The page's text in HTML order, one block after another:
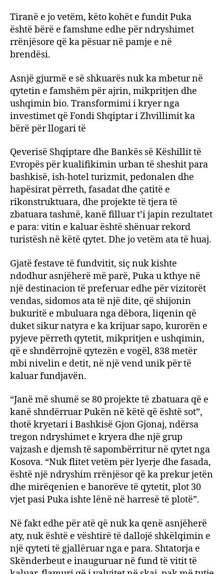
Tiranë e jo vetëm, këto kohët e fundit Puka
është bërë e famshme edhe për ndryshimet
rrënjësore që ka pësuar në pamje e në
brendësi.
Asnjë gjurmë e së shkuarës nuk ka mbetur në
qytetin e famshëm për ajrin, mikpritjen dhe
ushqimin bio. Transformimi i kryer nga
investimet që Fondi Shqiptar i Zhvillimit ka
bërë për llogari të
Qeverisë Shqiptare dhe Bankës së Këshillit të
Evropës për kualifikimin urban të sheshit para
bashkisë, ish-hotel turizmit, pedonalen dhe
hapësirat përreth, fasadat dhe çatitë e
rikonstruktuara, dhe projekte të tjera të
zbatuara tashmë, kanë filluar t’i japin rezultatet
e para: vitin e kaluar është shënuar rekord
turistësh në këtë qytet. Dhe jo vetëm ata të huaj.
Gjatë festave të fundvitit, siç nuk kishte
ndodhur asnjëherë më parë, Puka u kthye në
një destinacion të preferuar edhe për vizitorët
vendas, sidomos ata të një dite, që shijonin
bukuritë e mbuluara nga dëbora, liqenin që
duket sikur natyra e ka krijuar sapo, kurorën e
pyjeve përreth qytetit, mikpritjen e ushqimin,
që e shndërrojnë qytezën e vogël, 838 metër
mbi nivelin e detit, në një vend unik për të
kaluar fundjavën.
“Janë më shumë se 80 projekte të zbatuara që e
kanë shndërruar Pukën në këtë që është sot”,
thotë kryetari i Bashkisë Gjon Gjonaj, ndërsa
tregon ndryshimet e kryera dhe një grup
vajzash e djemsh të sapombërritur në qytet nga
Kosova. “Nuk flitet vetëm për lyerje dhe fasada,
është një ndryshim rrënjësor që ka prekur jetën
dhe mirëqenien e banorëve të qytetit, plot 30
vjet pasi Puka ishte lënë në harresë të plotë”.
Në fakt edhe për atë që nuk ka qenë asnjëherë
aty, nuk është e vështirë të dallojë shkëlqimin e
një qyteti të gjallëruar nga e para. Shtatorja e
Skënderbeut e inauguruar në fund të vitit të